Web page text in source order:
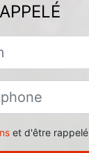
et d'être rappelé